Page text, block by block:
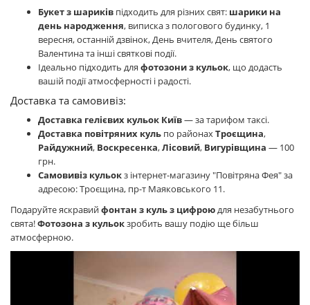
Букет з шариків підходить для різних свят: шарики на
день народження, виписка з пологового будинку, 1
вересня, останній дзвінок, День вчителя, День святого
Валентина та інші святкові події.
Ідеально підходить для фотозони з кульок, що додасть
вашій події атмосферності і радості.
Доставка та самовивіз:
Доставка гелієвих кульок Київ— за тарифом таксі.
Доставка повітряних куль по районахТроєщина,
Райдужний, Воскресенка,Лісовий, Вигурівщина — 100
грн.
Самовивіз кульокз інтернет-магазину "Повітряна Фея" за
адресою: Троєщина, пр-т Маяковського 11.
Подаруйте яскравийфонтан з куль з цифроюдля незабутнього
свята!Фотозона з кульокзробить вашу подію ще більш
атмосферною.